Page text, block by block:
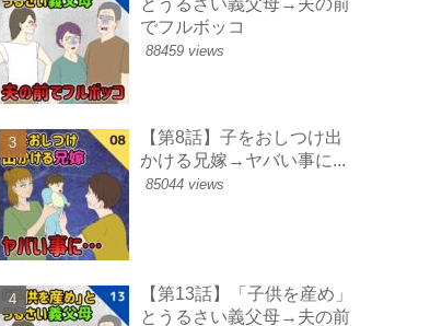
でフルボッコ
88459 views
【第8話】子をおしつけ出
かける兄嫁→ヤバい事に...
85044 views
【第13話】「子供を産め」
とうるさい義父母→夫の前